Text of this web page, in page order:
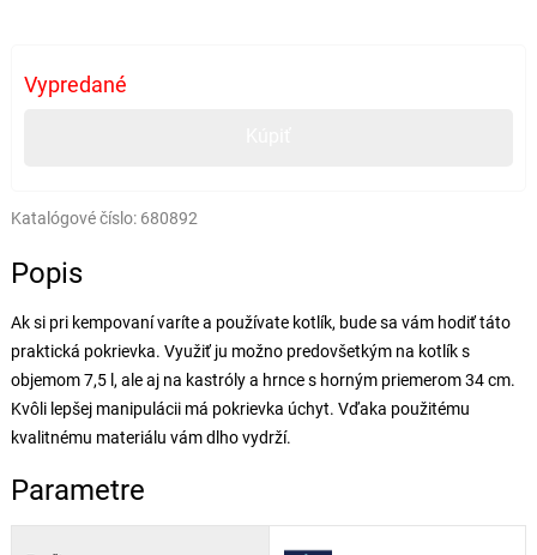
Vypredané
Katalógové číslo: 680892
Popis
Ak si pri kempovaní varíte a používate kotlík, bude sa vám hodiť táto
praktická pokrievka. Využiť ju možno predovšetkým na kotlík s
objemom 7,5 l, ale aj na kastróly a hrnce s horným priemerom 34 cm.
Kvôli lepšej manipulácii má pokrievka úchyt. Vďaka použitému
kvalitnému materiálu vám dlho vydrží.
Parametre